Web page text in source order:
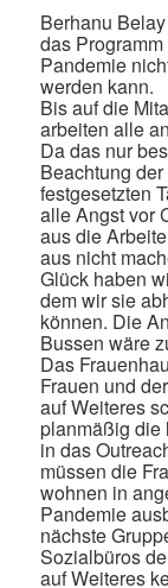
Berhanu
das
Pandemie
werden kann.
Bis auf die
arbeiten alle
Da das nur
Beachtung
festgesetzten
alle Angst vor
aus die
aus nicht
Glück haben
dem wir sie
können. Die
Bussen wäre
Das
Frauen und
auf Weiteres
planmäßig die
in das
müssen die
wohnen in
Pandemie
nächste
Sozialbüros
auf Weiteres